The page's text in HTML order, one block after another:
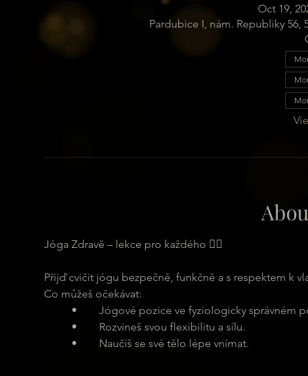
Oct 19,
Pardubice I, nám. Republiky 56,
Jóga Zdravě – lekce pro každého 🧘‍♂️
Přijď cvičit jógu bezpečně, funkčně a s respektem k
Co můžeš očekávat:
•	Jógové pozice ve fyziologicky správném
	•	Rozvineš svou flexibilitu a sílu.
	•	Naučíš se své tělo lépe vnímat.